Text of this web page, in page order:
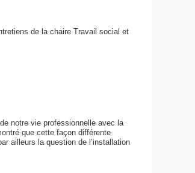
de la chaire Travail social et
notre vie professionnelle avec la
que cette façon différente
ailleurs la question de l’installation